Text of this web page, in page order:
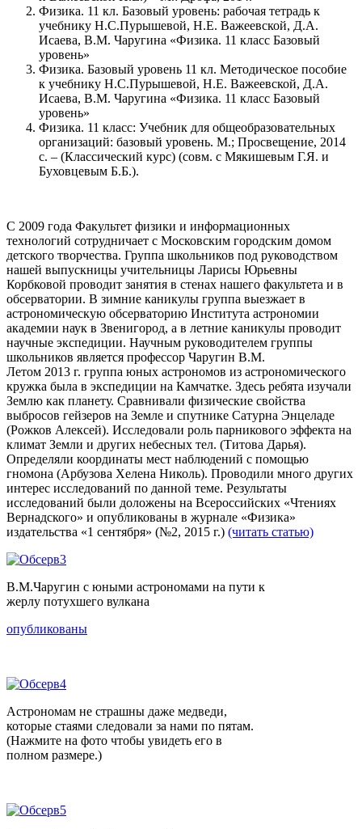
Физика. 11 кл. Базовый уровень: рабочая тетрадь к
учебнику Н.С.Пурышевой, Н.Е. Важеевской, Д.А.
Исаева, В.М. Чаругина «Физика. 11 класс Базовый
уровень»
Физика. Базовый уровень 11 кл. Методическое пособие
к учебнику Н.С.Пурышевой, Н.Е. Важеевской, Д.А.
Исаева, В.М. Чаругина «Физика. 11 класс Базовый
уровень»
Физика. 11 класс: Учебник для общеобразовательных
организаций: базовый уровень. М.; Просвещение, 2014
с. – (Классический курс) (совм. с Мякишевым Г.Я. и
Буховцевым Б.Б.).
С 2009 года Факультет физики и информационных
технологий сотрудничает с Московским городским домом
детского творчества. Группа школьников под руководством
нашей выпускницы учительницы Ларисы Юрьевны
Корбковой проводит занятия в стенах нашего факультета и в
обсерватории. В зимние каникулы группа выезжает в
астрономическую обсерваторию Института астрономии
академии наук в Звенигород, а в летние каникулы проводит
научные экспедиции. Научным руководителем группы
школьников является профессор Чаругин В.М.
Летом 2013 г. группа юных астрономов из астрономического
кружка была в экспедиции на Камчатке. Здесь ребята изучали
Землю как планету. Сравнивали физические свойства
выбросов гейзеров на Земле и спутнике Сатурна Энцеладе
(Рожков Алексей). Исследовали роль парникового эффекта на
климат Земли и других небесных тел. (Титова Дарья).
Определяли координаты мест наблюдений с помощью
гномона (Арбузова Хелена Николь). Проводили много других
интерес исследований по данной теме. Результаты
исследований были доложены на Всероссийских «Чтениях
Вернадского» и опубликованы в журнале «Физика»
издательства «1 сентября» (№2, 2015 г.) (читать статью)
В.М.Чаругин с юными астрономами на пути к
жерлу потухшего вулкана
опубликованы
Астрономам не страшны даже медведи,
которые стаями следовали за нами по пятам.
(Нажмите на фото чтобы увидеть его в
полном размере.)